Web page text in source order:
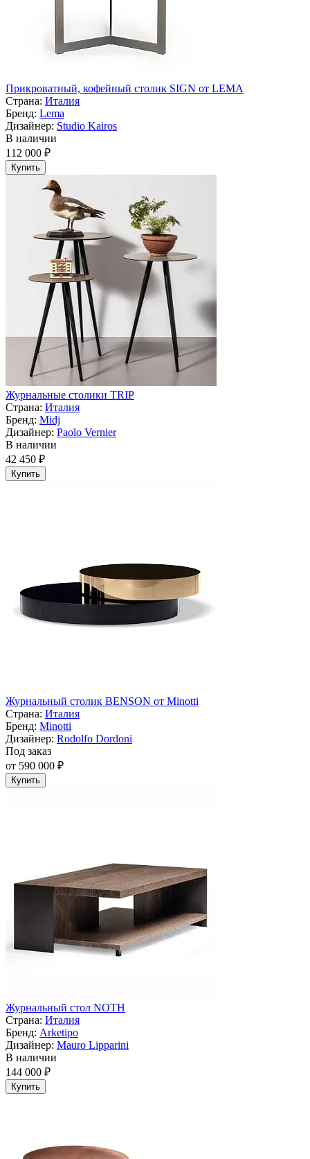
Прикроватный, кофейный столик SIGN от LEMA
Страна: Италия
Бренд: Lema
Дизайнер: Studio Kairos
В наличии
112 000 ₽
Купить
Журнальные столики TRIP
Страна: Италия
Бренд: Midj
Дизайнер: Paolo Vernier
В наличии
42 450 ₽
Купить
Журнальный столик BENSON от Minotti
Страна: Италия
Бренд: Minotti
Дизайнер: Rodolfo Dordoni
Под заказ
от 590 000 ₽
Купить
Журнальный стол NOTH
Страна: Италия
Бренд: Arketipo
Дизайнер: Mauro Lipparini
В наличии
144 000 ₽
Купить